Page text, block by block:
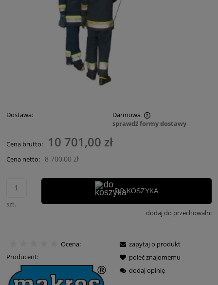
Dostawa:
Darmowa
Cena nie zawiera ewentualnych kosztów płatności
sprawdź formy dostawy
Cena brutto: 10 701,00 zł
Cena netto: 8 700,00 zł
szt.
DO KOSZYKA
dodaj do przechowalni
Ocena:
Producent:
zapytaj o produkt
poleć znajomemu
dodaj opinię